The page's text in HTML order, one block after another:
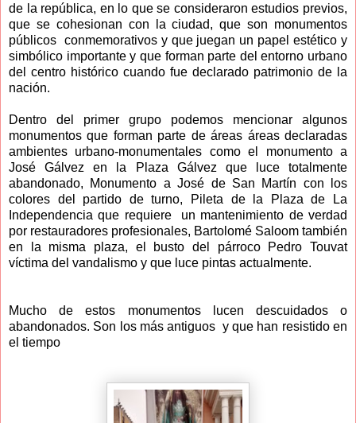
de la república, en lo que se consideraron estudios previos,
que se cohesionan con la ciudad, que son monumentos
públicos conmemorativos y que juegan un papel estético y
simbólico importante y que forman parte del entorno urbano
del centro histórico cuando fue declarado patrimonio de la
nación.
Dentro del primer grupo podemos mencionar algunos
monumentos que forman parte de áreas áreas declaradas
ambientes urbano-monumentales como el monumento a
José Gálvez en la Plaza Gálvez que luce totalmente
abandonado, Monumento a José de San Martín con los
colores del partido de turno, Pileta de la Plaza de La
Independencia que requiere un mantenimiento de verdad
por restauradores profesionales, Bartolomé Saloom también
en la misma plaza, el busto del párroco Pedro Touvat
víctima del vandalismo y que luce pintas actualmente.
Mucho de estos monumentos lucen descuidados o
abandonados. Son los más antiguos y que han resistido en
el tiempo